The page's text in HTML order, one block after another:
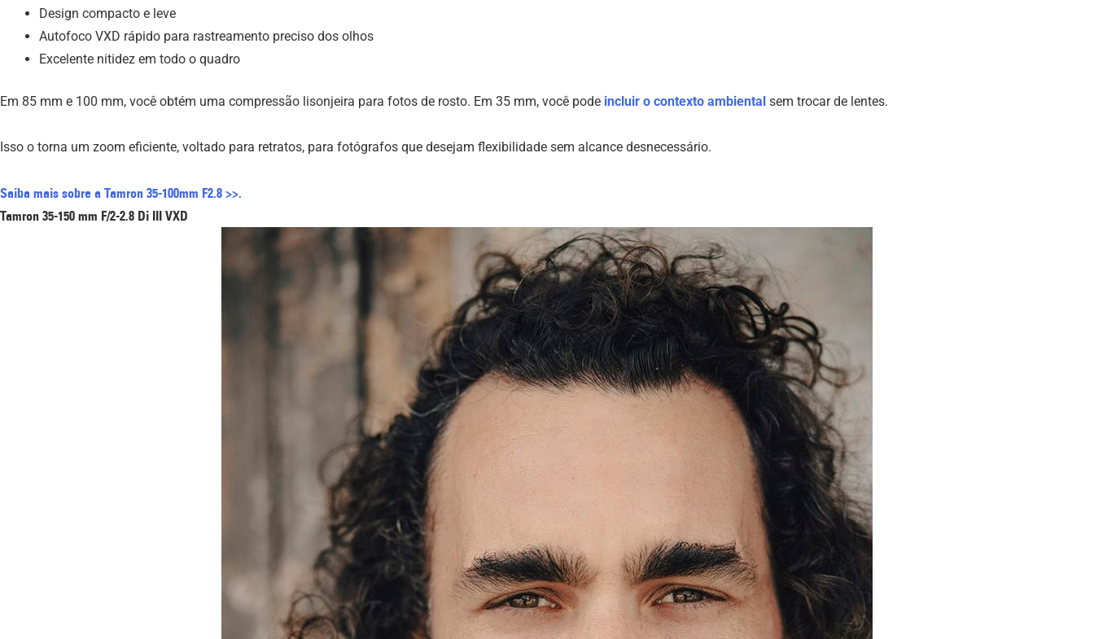
Design compacto e leve
Autofoco VXD rápido para rastreamento preciso dos olhos
Excelente nitidez em todo o quadro
Em 85 mm e 100 mm, você obtém uma compressão lisonjeira para fotos de rosto. Em 35 mm, você pode incluir o contexto ambiental sem trocar de lentes.
Isso o torna um zoom eficiente, voltado para retratos, para fotógrafos que desejam flexibilidade sem alcance desnecessário.
Saiba mais sobre a Tamron 35-100mm F2.8 >>.
Tamron 35-150 mm F/2-2.8 Di III VXD